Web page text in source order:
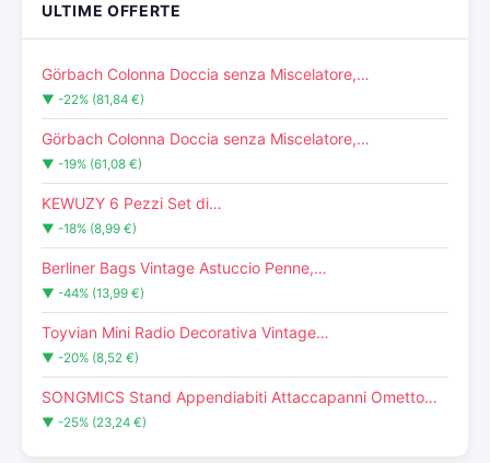
ULTIME OFFERTE
Görbach Colonna Doccia senza Miscelatore,…
▼ -22% (81,84 €)
Görbach Colonna Doccia senza Miscelatore,…
▼ -19% (61,08 €)
KEWUZY 6 Pezzi Set di…
▼ -18% (8,99 €)
Berliner Bags Vintage Astuccio Penne,…
▼ -44% (13,99 €)
Toyvian Mini Radio Decorativa Vintage…
▼ -20% (8,52 €)
SONGMICS Stand Appendiabiti Attaccapanni Ometto…
▼ -25% (23,24 €)